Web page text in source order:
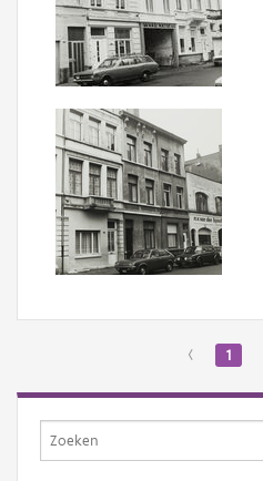
‹ 1